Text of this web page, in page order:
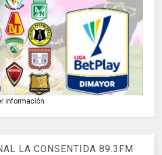
información
LA CONSENTIDA 89.3FM